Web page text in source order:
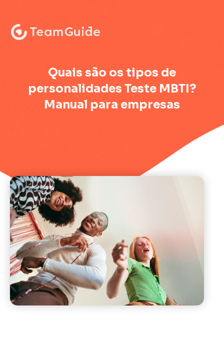
Quais são os tipos de
personalidades Teste MBTI?
Manual para empresas